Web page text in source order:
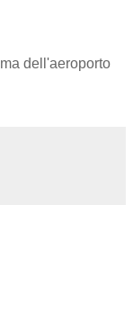
dell'aeroporto